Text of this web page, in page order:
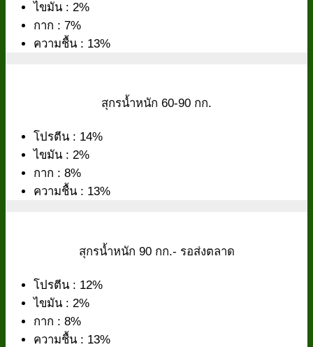
ไขมัน : 2%
กาก : 7%
ความชื้น : 13%
สุกรน้ำหนัก 60-90 กก.
โปรตีน : 14%
ไขมัน : 2%
กาก : 8%
ความชื้น : 13%
สุกรน้ำหนัก 90 กก.- รอส่งตลาด
โปรตีน : 12%
ไขมัน : 2%
กาก : 8%
ความชื้น : 13%